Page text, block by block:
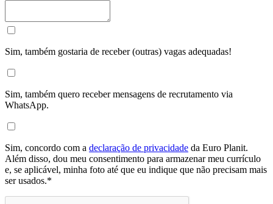
Sim, também gostaria de receber (outras) vagas adequadas!
Sim, também quero receber mensagens de recrutamento via
WhatsApp.
Sim, concordo com a declaração de privacidade da Euro Planit.
Além disso, dou meu consentimento para armazenar meu currículo
e, se aplicável, minha foto até que eu indique que não precisam mais
ser usados.*